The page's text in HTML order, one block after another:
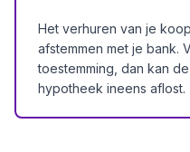
Het verhuren van je
afstemmen met je bank.
toestemming, dan kan
hypotheek ineens aflost.